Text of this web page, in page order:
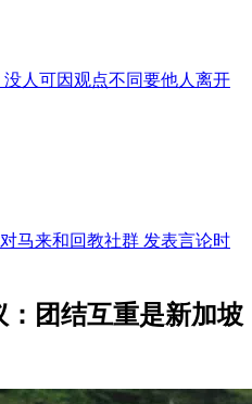
人可因观点不同要他人离开
马来和回教社群 发表言论时
团结互重是新加坡